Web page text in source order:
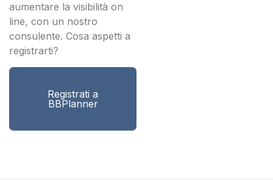
aumentare la visibilità on
line, con un nostro
consulente. Cosa aspetti a
registrarti?
Registrati a
BBPlanner